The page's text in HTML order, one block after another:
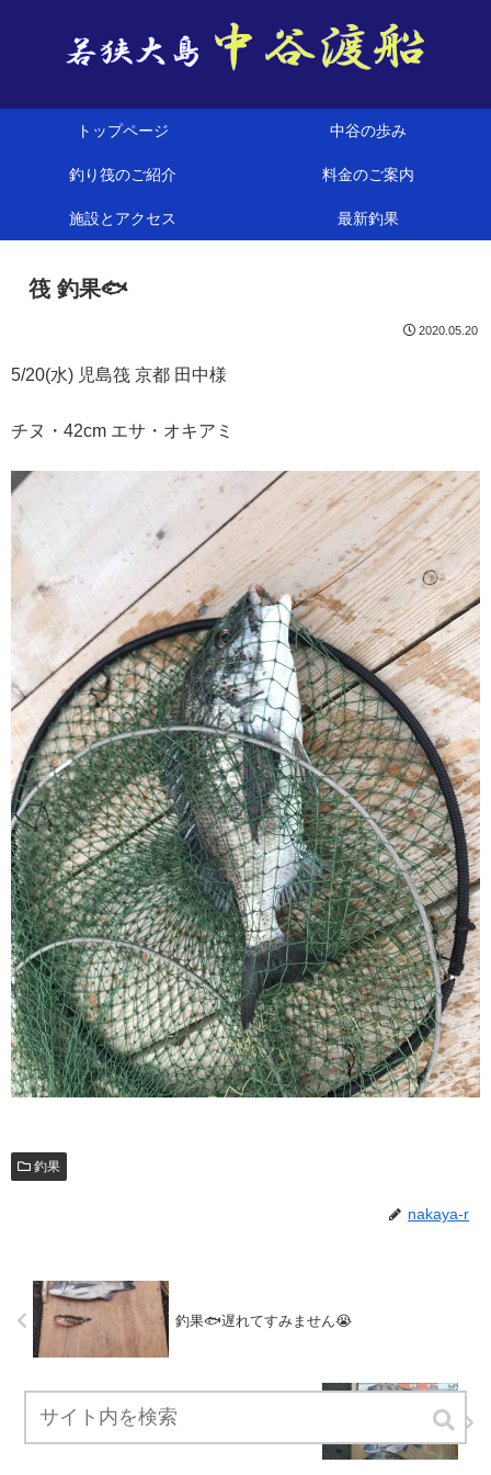
トップページ 中谷の歩み
釣り筏のご紹介 料金のご案内
施設とアクセス 最新釣果
筏 釣果🐟
2020.05.20
5/20(水) 児島筏 京都 田中様
チヌ・42cm エサ・オキアミ
釣果
nakaya-r
釣果🐟遅れてすみません😭